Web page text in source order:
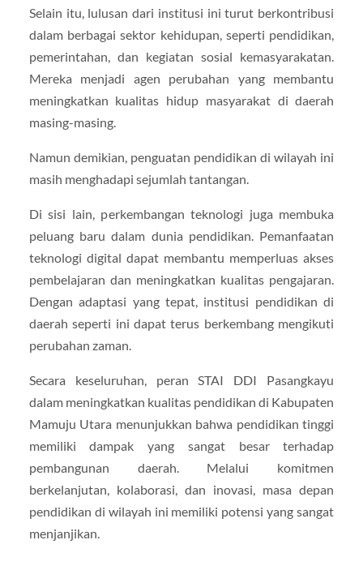
Selain itu, lulusan dari institusi ini turut berkontribusi
dalam berbagai sektor kehidupan, seperti pendidikan,
pemerintahan, dan kegiatan sosial kemasyarakatan.
Mereka menjadi agen perubahan yang membantu
meningkatkan kualitas hidup masyarakat di daerah
masing-masing.
Namun demikian, penguatan pendidikan di wilayah ini
masih menghadapi sejumlah tantangan.
Di sisi lain, perkembangan teknologi juga membuka
peluang baru dalam dunia pendidikan. Pemanfaatan
teknologi digital dapat membantu memperluas akses
pembelajaran dan meningkatkan kualitas pengajaran.
Dengan adaptasi yang tepat, institusi pendidikan di
daerah seperti ini dapat terus berkembang mengikuti
perubahan zaman.
Secara keseluruhan, peranSTAI DDI Pasangkayu
dalam meningkatkan kualitas pendidikan di Kabupaten
Mamuju Utara menunjukkan bahwa pendidikan tinggi
memiliki dampak yang sangat besar terhadap
pembangunan daerah. Melalui komitmen
berkelanjutan, kolaborasi, dan inovasi, masa depan
pendidikan di wilayah ini memiliki potensi yang sangat
menjanjikan.